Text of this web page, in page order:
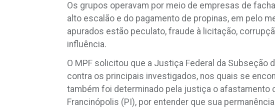
Os grupos operavam por meio de empresas de
alto escalão e do pagamento de propinas, em pelo
apurados estão peculato, fraude à licitação,
influência.
O MPF solicitou que a Justiça Federal da Subseção
contra os principais investigados, nos quais se
também foi determinado pela justiça o afastamento
Francinópolis (PI), por entender que sua